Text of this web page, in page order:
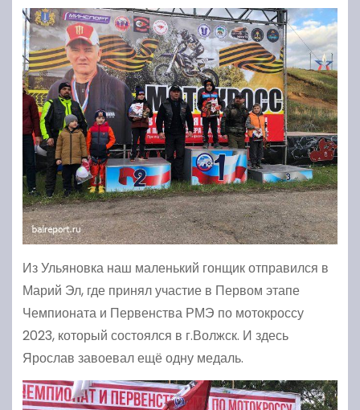
Из Ульяновка наш маленький гонщик отправился в
Марий Эл, где принял участие в Первом этапе
Чемпионата и Первенства РМЭ по мотокроссу
2023, который состоялся в г.Волжск. И здесь
Ярослав завоевал ещё одну медаль.